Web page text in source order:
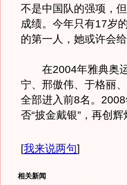
不是中国队的强项，
成绩。今年只有17岁
的第一人，她或许会
在2004年雅典奥运
宁、邢傲伟、于格丽
全部进入前8名。
否“披金戴银”，再创
[我来说两句]
相关新闻